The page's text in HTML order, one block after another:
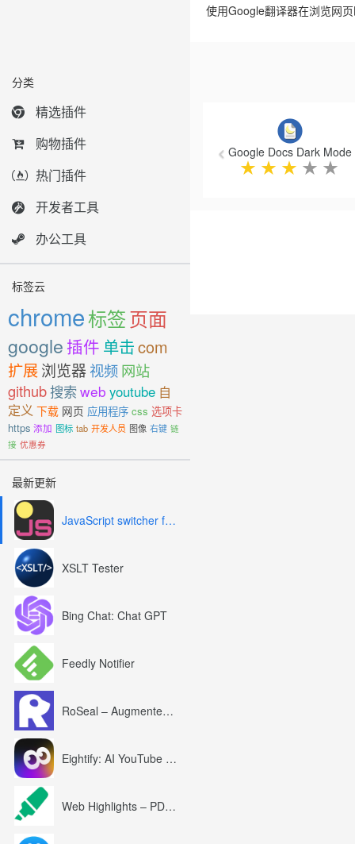
分类
精选插件
购物插件
热门插件
开发者工具
办公工具
标签云
chrome标签页面
google 插件 单击com
扩展浏览器 视频网站
github搜索web youtube 自
定义 下载 网页 应用程序 css 选项卡
https 添加 图标 tab 开发人员 图像 右键 链
接 优惠券
最新更新
JavaScript switcher for SEO and development
XSLT Tester
Bing Chat: Chat GPT
Feedly Notifier
RoSeal – Augmented Roblox Experience
Eightify: AI YouTube Summary with ChatGPT
Web Highlights – PDF & Web Highlighter
使用Google翻译器在浏览网
Google Docs Dark Mode
★ ★ ★ ★ ★